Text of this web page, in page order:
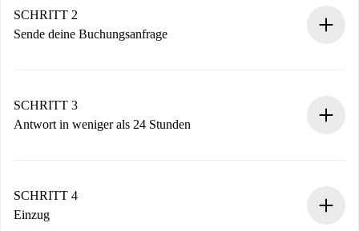
Du erhältst alle notwendigen Informationen im Voraus.
SCHRITT 2
Sende deine Buchungsanfrage
Denk daran, dass wir dich erst belasten, wenn der
Vermieter zustimmt.
SCHRITT 3
Antwort in weniger als 24 Stunden
stellen den Kontakt her.
Wenn der Vermieter ablehnen muss, entstehen keine
SCHRITT 4
Einzug